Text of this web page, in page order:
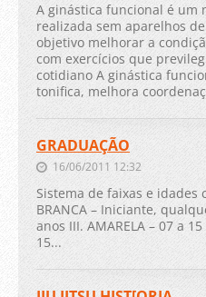
A ginástica funcional é um
realizada sem aparelhos
objetivo melhorar a
com exercícios que
cotidiano A ginástica
tonifica, melhora
GRADUAÇÃO
16/06/2011 12:32
Sistema de faixas e idades
BRANCA – Iniciante,
anos III. AMARELA – 07 a
15...